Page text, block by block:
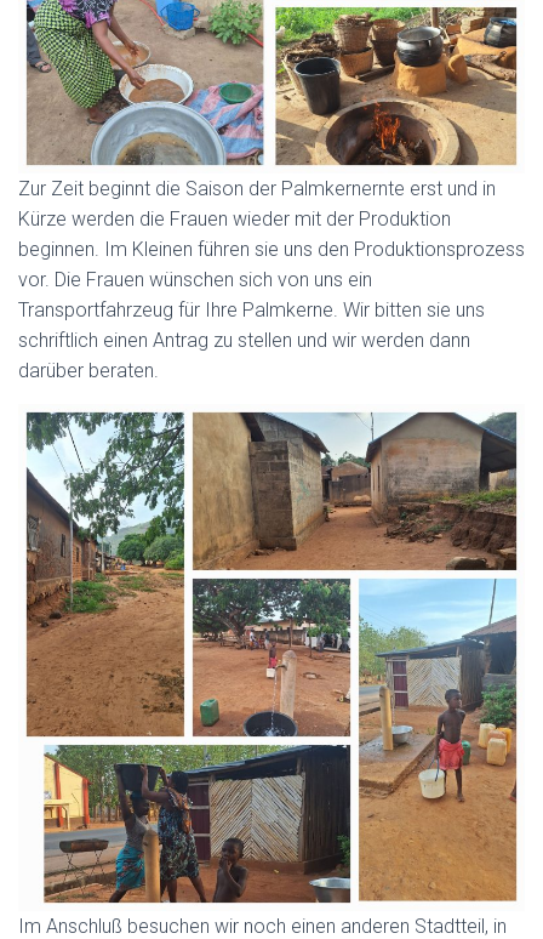
Zur Zeit beginnt die Saison der Palmkernernte erst und in
Kürze werden die Frauen wieder mit der Produktion
beginnen. Im Kleinen führen sie uns den Produktionsprozess
vor. Die Frauen wünschen sich von uns ein
Transportfahrzeug für Ihre Palmkerne. Wir bitten sie uns
schriftlich einen Antrag zu stellen und wir werden dann
darüber beraten.
Im Anschluß besuchen wir noch einen anderen Stadtteil, in